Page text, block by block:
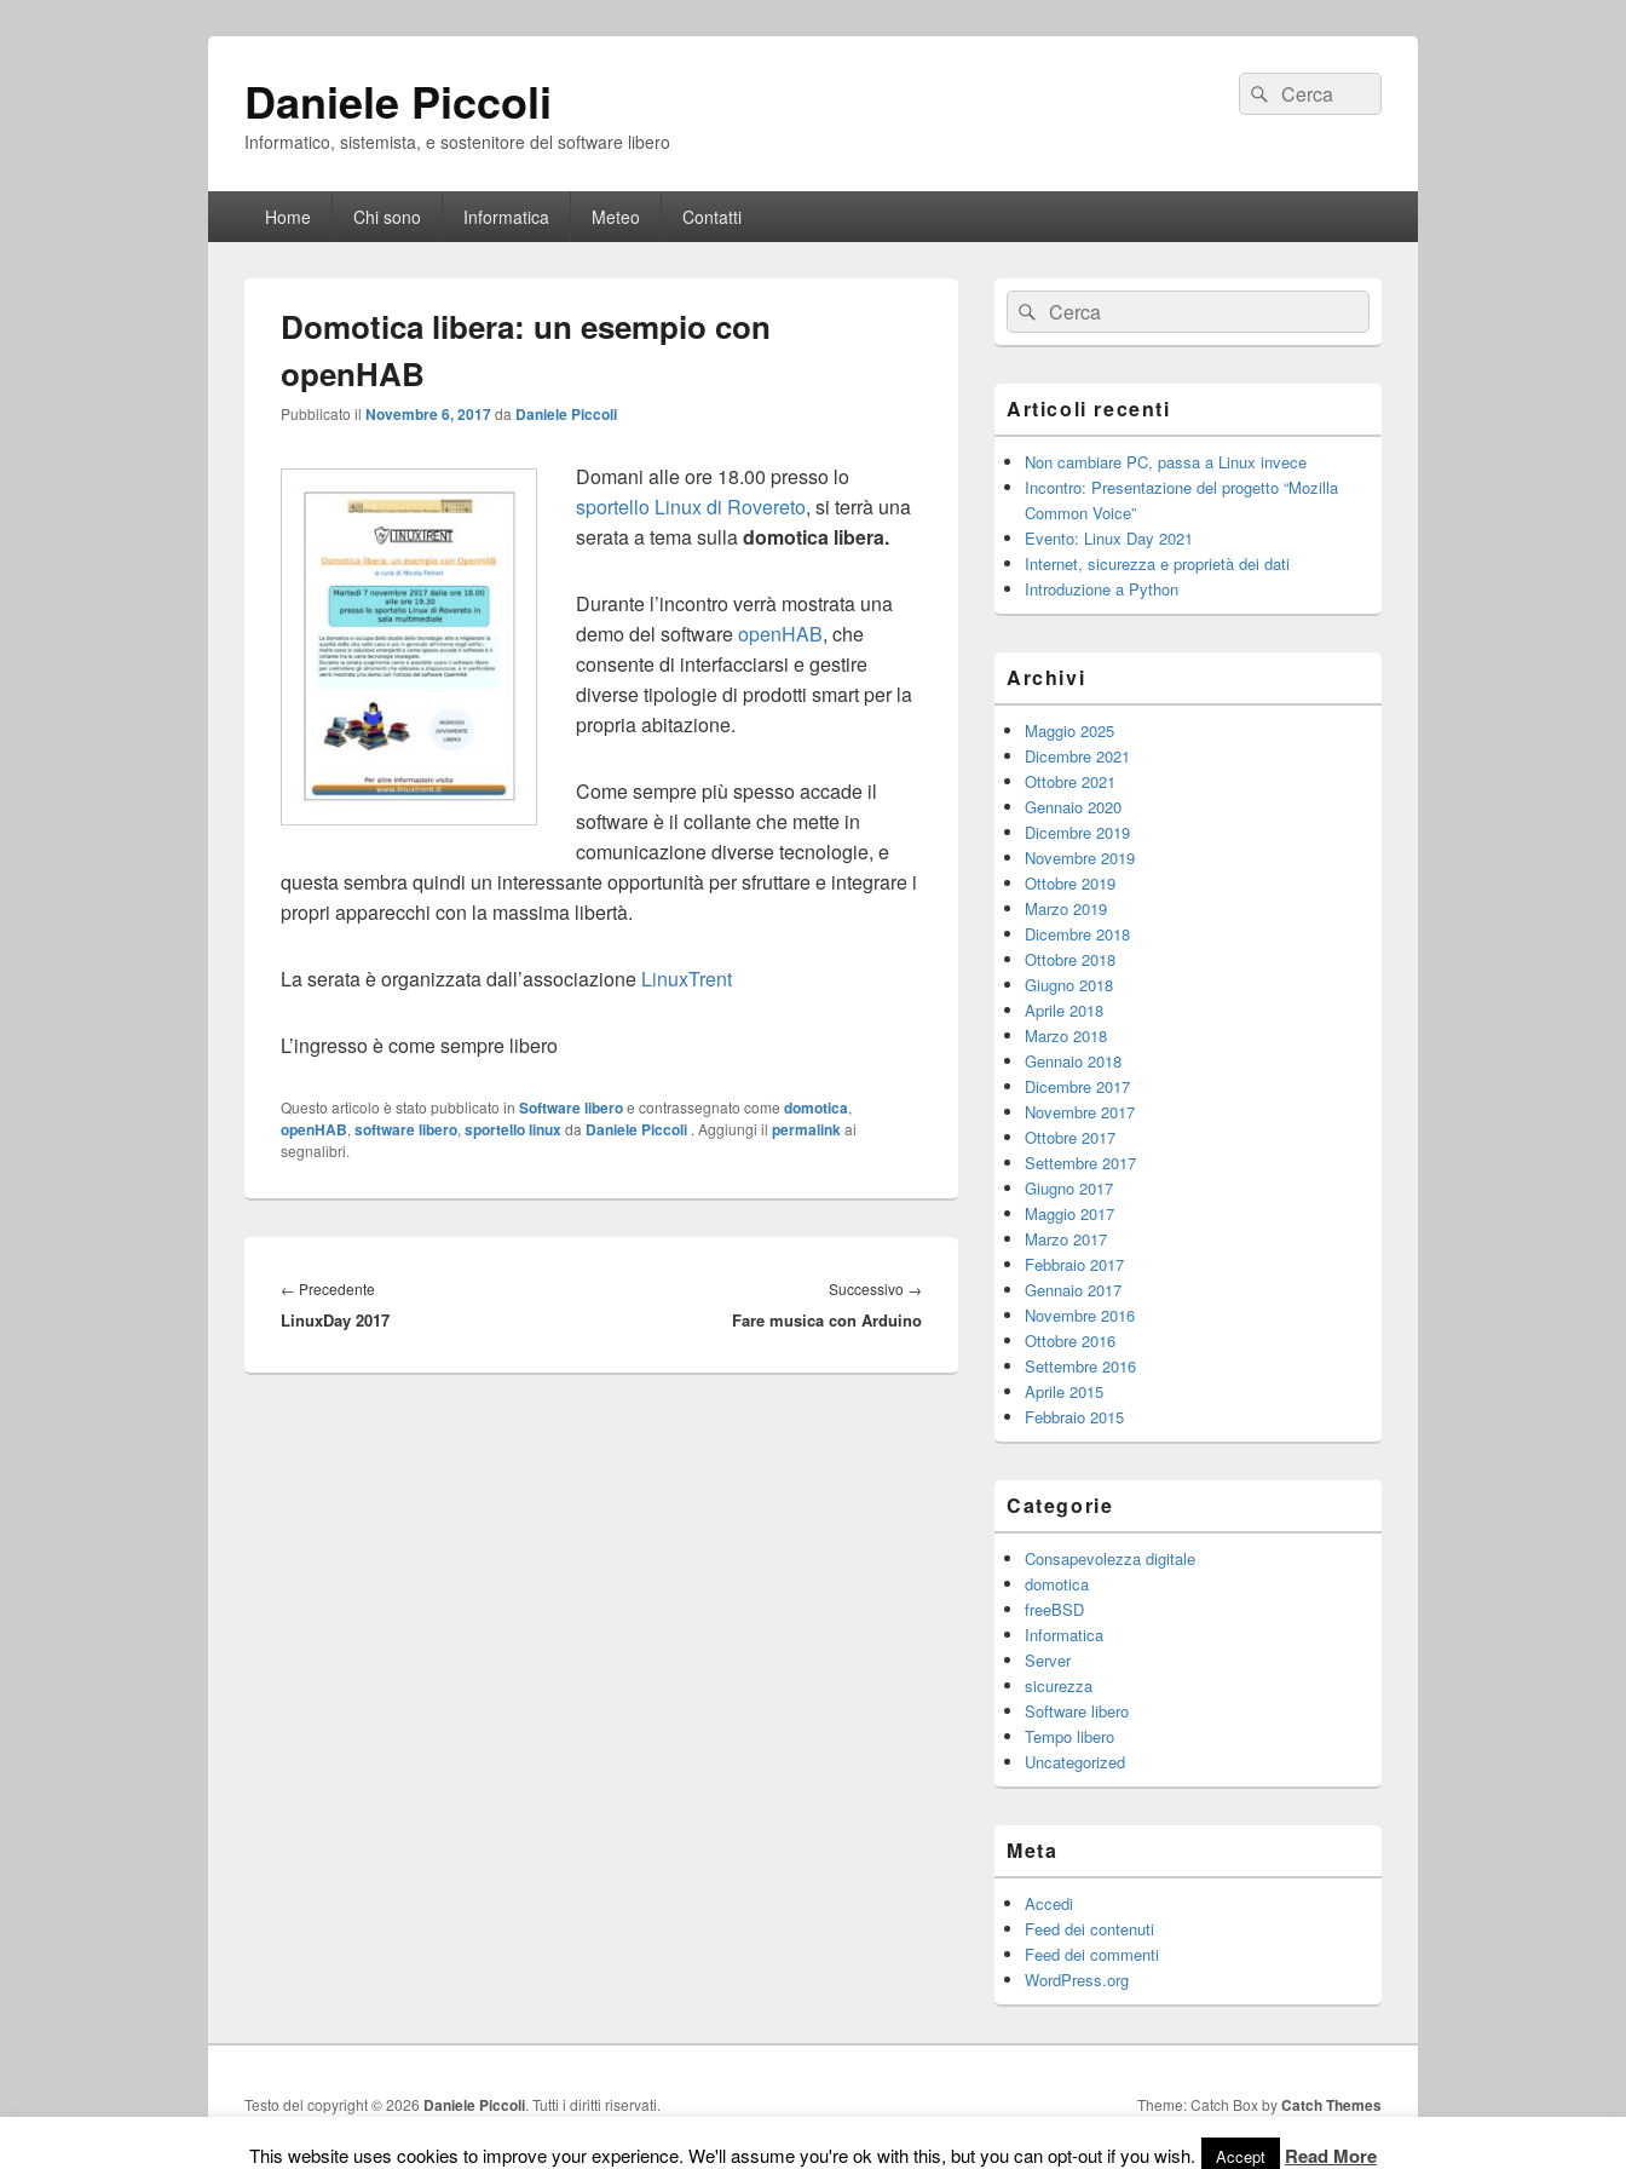
Daniele Piccoli
Informatico, sistemista, e sostenitore del software libero
Cerca:Cerca
principaleHome Chi sono Informatica Meteo Contatti
Domotica libera: un esempio con
openHAB
Pubblicato il Novembre 6, 2017da Daniele Piccoli
Domani alle ore 18.00 presso lo
sportello Linux di Rovereto, si terrà una
serata a tema sulladomotica libera.
Durante l’incontro verrà mostrata una
demo del softwareopenHAB, che
consente di interfacciarsi e gestire
diverse tipologie di prodotti smart per la
propria abitazione.
Come sempre più spesso accade il
software è il collante che mette in
comunicazione diverse tecnologie, e
questa sembra quindi un interessante opportunità per sfruttare e integrare i
propri apparecchi con la massima libertà.
La serata è organizzata dall’associazione LinuxTrent
L’ingresso è come sempre libero
Questo articolo è stato pubblicato in Software liberoe contrassegnato come domotica,
openHAB, software libero, sportello linuxda Daniele Piccoli . Aggiungi il permalinkai
segnalibri.
articoli
← Precedente
precedente:
LinuxDay 2017
Successivo →
successivo:
Fare musica con Arduino
Area
widget
barra
laterale
Cerca:Cerca
Articoli recenti
Non cambiare PC, passa a Linux invece
Incontro: Presentazione del progetto “Mozilla
Common Voice”
Evento: Linux Day 2021
Internet, sicurezza e proprietà dei dati
Introduzione a Python
Archivi
Maggio 2025
Dicembre 2021
Ottobre 2021
Gennaio 2020
Dicembre 2019
Novembre 2019
Ottobre 2019
Marzo 2019
Dicembre 2018
Ottobre 2018
Giugno 2018
Aprile 2018
Marzo 2018
Gennaio 2018
Dicembre 2017
Novembre 2017
Ottobre 2017
Settembre 2017
Giugno 2017
Maggio 2017
Marzo 2017
Febbraio 2017
Gennaio 2017
Novembre 2016
Ottobre 2016
Settembre 2016
Aprile 2015
Febbraio 2015
Categorie
Consapevolezza digitale
domotica
freeBSD
Informatica
Server
sicurezza
Software libero
Tempo libero
Uncategorized
Meta
Accedi
Feed dei contenuti
Feed dei commenti
WordPress.org
Testo del copyright © 2026 Daniele Piccoli. Tutti i diritti riservati. Theme: Catch Box byCatch Themes
This website uses cookies to improve your experience. We'll assume you're ok with this, but you can opt-out if you wish. Accept Read More